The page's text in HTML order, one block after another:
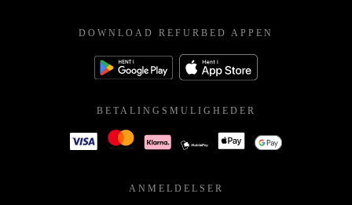
DOWNLOAD REFURBED APPEN
BETALINGSMULIGHEDER
ANMELDELSER